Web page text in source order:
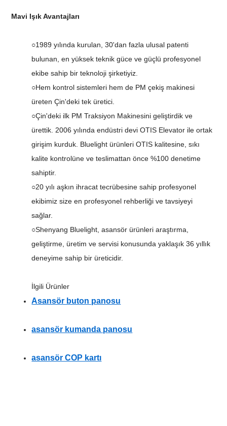
Mavi Işık Avantajları
○1989 yılında kurulan, 30'dan fazla ulusal patenti
bulunan, en yüksek teknik güce ve güçlü profesyonel
ekibe sahip bir teknoloji şirketiyiz.
○Hem kontrol sistemleri hem de PM çekiş makinesi
üreten Çin'deki tek üretici.
○Çin'deki ilk PM Traksiyon Makinesini geliştirdik ve
ürettik. 2006 yılında endüstri devi OTIS Elevator ile ortak
girişim kurduk. Bluelight ürünleri OTIS kalitesine, sıkı
kalite kontrolüne ve teslimattan önce %100 denetime
sahiptir.
○20 yılı aşkın ihracat tecrübesine sahip profesyonel
ekibimiz size en profesyonel rehberliği ve tavsiyeyi
sağlar.
○Shenyang Bluelight, asansör ürünleri araştırma,
geliştirme, üretim ve servisi konusunda yaklaşık 36 yıllık
deneyime sahip bir üreticidir.
İlgili Ürünler
Asansör buton panosu
asansör kumanda panosu
asansör COP kartı